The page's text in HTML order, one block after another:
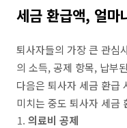
세금 환급액, 얼마
퇴사자들의 가장 큰 관심
의 소득, 공제 항목, 납부
다음은 퇴사자 세금 환급
미치는 중도 퇴사자 세금
의료비 공제